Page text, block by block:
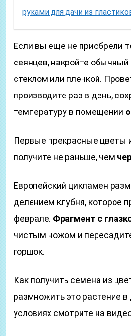
руками для дачи из
Если вы еще не приобрели
сеянцев, накройте обычный
стеклом или пленкой.
производите раз в день,
температуру в помещении
Первые прекрасные цветы
получите не раньше, чем
Европейский цикламен
делением клубня, которое
феврале. Фрагмент с
чистым ножом и
горшок.
Как получить семена из
размножить это растение
условиях смотрите на